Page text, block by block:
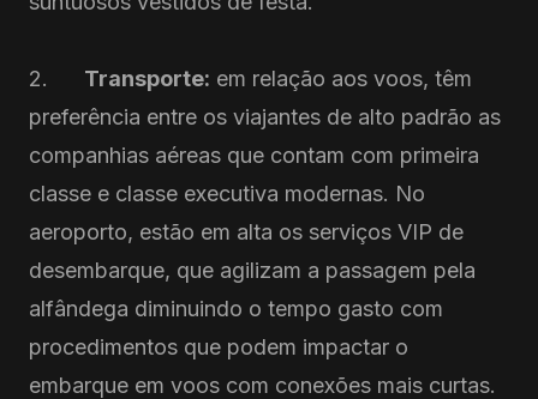
2. Transporte: em relação aos voos, têm
preferência entre os viajantes de alto padrão as
companhias aéreas que contam com primeira
classe e classe executiva modernas. No
aeroporto, estão em alta os serviços VIP de
desembarque, que agilizam a passagem pela
alfândega diminuindo o tempo gasto com
procedimentos que podem impactar o
embarque em voos com conexões mais curtas.